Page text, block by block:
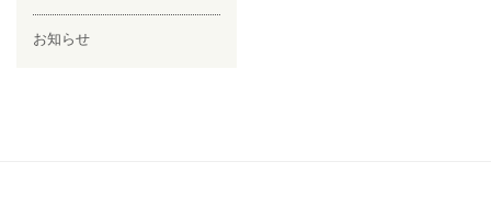
お知らせ